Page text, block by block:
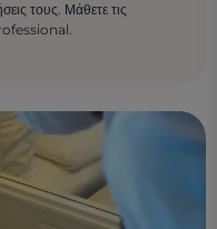
τους. Μάθετε τις